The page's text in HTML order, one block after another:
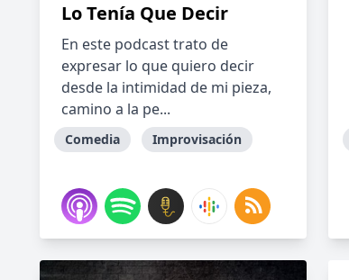
Lo Tenía Que Decir
En este podcast trato de
expresar lo que quiero decir
desde la intimidad de mi pieza,
camino a la pe...
Comedia Improvisación